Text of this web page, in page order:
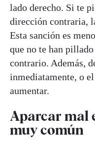
lado derecho. Si te
dirección contraria,
Esta sanción es
que no te han
contrario. Además,
inmediatamente, o
aumentar.
Aparcar mal
muy común